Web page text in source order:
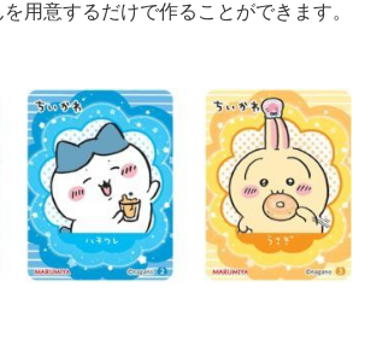
用意するだけで作ることができます。